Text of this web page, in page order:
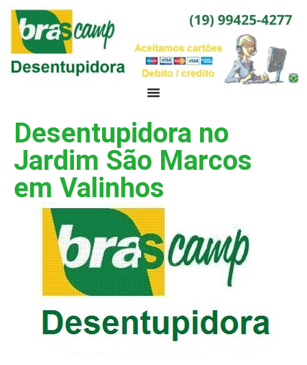
Desentupidora no
Jardim São Marcos
em Valinhos